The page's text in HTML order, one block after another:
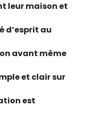
leur maison et
d’esprit au
avant même
et clair sur
est